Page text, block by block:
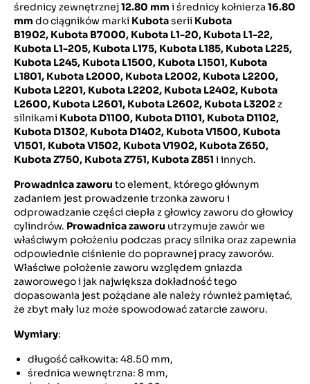
średnicy zewnętrznej12.80 mm i średnicy kołnierza 16.80
mm do ciągników marki Kubotaserii Kubota
B1902, Kubota B7000, Kubota L1-20, Kubota L1-22,
Kubota L1-205, Kubota L175, Kubota L185, Kubota L225,
Kubota L245, Kubota L1500, Kubota L1501, Kubota
L1801, Kubota L2000, Kubota L2002, Kubota L2200,
Kubota L2201, Kubota L2202, Kubota L2402, Kubota
L2600, Kubota L2601, Kubota L2602, Kubota L3202z
silnikami Kubota D1100, Kubota D1101, Kubota D1102,
Kubota D1302, Kubota D1402, Kubota V1500, Kubota
V1501, Kubota V1502, Kubota V1902, Kubota Z650,
Kubota Z750, Kubota Z751, Kubota Z851 i innych.
Prowadnica zaworu to element, którego głównym
zadaniem jest prowadzenie trzonka zaworu i
odprowadzanie części ciepła z głowicy zaworu do głowicy
cylindrów. Prowadnica zaworu utrzymuje zawór we
właściwym położeniu podczas pracy silnika oraz zapewnia
odpowiednie ciśnienie do poprawnej pracy zaworów.
Właściwe położenie zaworu względem gniazda
zaworowego i jak największa dokładność tego
dopasowania jest pożądane ale należy również pamiętać,
że zbyt mały luz może spowodować zatarcie zaworu.
Wymiary:
długość całkowita: 48.50 mm,
średnica wewnętrzna: 8 mm,